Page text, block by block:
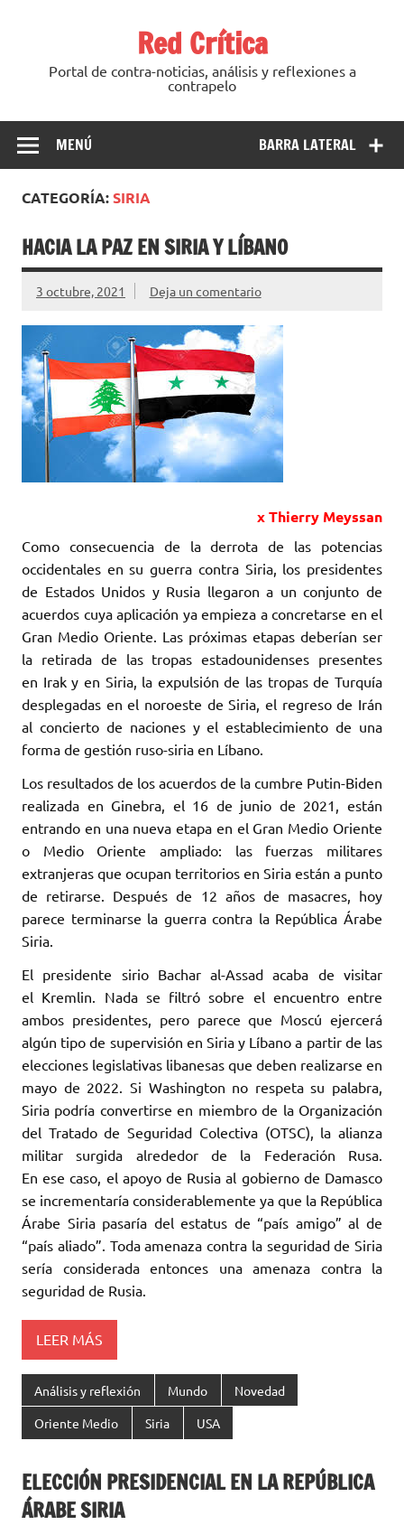
Red Crítica
Portal de contra-noticias, análisis y reflexiones a
contrapelo
BARRA LATERAL
MENÚ
CATEGORÍA:SIRIA
HACIA LA PAZ EN SIRIA Y LÍBANO‎
3 octubre, 2021 Deja un comentario
x Thierry Meyssan
Como consecuencia de la derrota de las potencias
occidentales en su guerra contra Siria, ‎los presidentes
de Estados Unidos y Rusia llegaron a un conjunto de
acuerdos cuya ‎aplicación ya empieza a concretarse en el
Gran Medio Oriente. Las próximas etapas ‎deberían ser
la retirada de las tropas estadounidenses presentes
en Irak y en Siria, la ‎expulsión de las tropas de Turquía
desplegadas en el noroeste de Siria, el regreso ‎de Irán
al concierto de naciones y el establecimiento de una
forma de gestión ruso-siria ‎en Líbano. ‎
Los resultados de los acuerdos de la cumbre Putin-Biden
realizada en Ginebra, el 16 de ‎junio ‎de 2021, están
entrando en una nueva etapa en el Gran Medio Oriente
o ‎Medio Oriente ‎ampliado: las fuerzas militares
extranjeras que ocupan territorios en Siria están ‎a punto
de ‎retirarse. Después de 12 años de masacres, hoy
parece terminarse la guerra contra ‎la República ‎Árabe
Siria. ‎
El presidente sirio Bachar al-Assad acaba de visitar
el Kremlin. Nada se filtró ‎sobre ‎el encuentro entre
ambos presidentes, pero parece que Moscú ejercerá
algún tipo de ‎supervisión ‎en Siria y Líbano a partir de las
elecciones legislativas libanesas que deben realizarse ‎en
mayo ‎de 2022. Si Washington no respeta su palabra,
Siria podría convertirse en miembro de ‎la ‎Organización
del Tratado de Seguridad Colectiva (OTSC), la alianza
militar surgida alrededor de ‎la ‎Federación Rusa.
En ese caso, el apoyo de Rusia al gobierno de Damasco
‎se incrementaría ‎considerablemente ya que la República
Árabe Siria pasaría del estatus de “país ‎amigo” al de
“país ‎aliado”. Toda amenaza contra la seguridad de Siria
sería considerada ‎entonces una amenaza ‎contra la
seguridad de Rusia. ‎
LEER MÁS
Análisis y reflexión Mundo Novedad
Oriente Medio Siria USA
ELECCIÓN PRESIDENCIAL EN LA REPÚBLICA
‎ÁRABE SIRIA